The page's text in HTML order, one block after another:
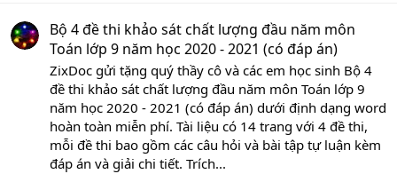
Bộ 4 đề thi khảo sát chất lượng đầu năm môn
Toán lớp 9 năm học 2020 - 2021 (có đáp án)
ZixDoc gửi tặng quý thầy cô và các em học sinh Bộ 4
đề thi khảo sát chất lượng đầu năm môn Toán lớp 9
năm học 2020 - 2021 (có đáp án) dưới định dạng word
hoàn toàn miễn phí. Tài liệu có 14 trang với 4 đề thi,
mỗi đề thi bao gồm các câu hỏi và bài tập tự luận kèm
đáp án và giải chi tiết. Trích...